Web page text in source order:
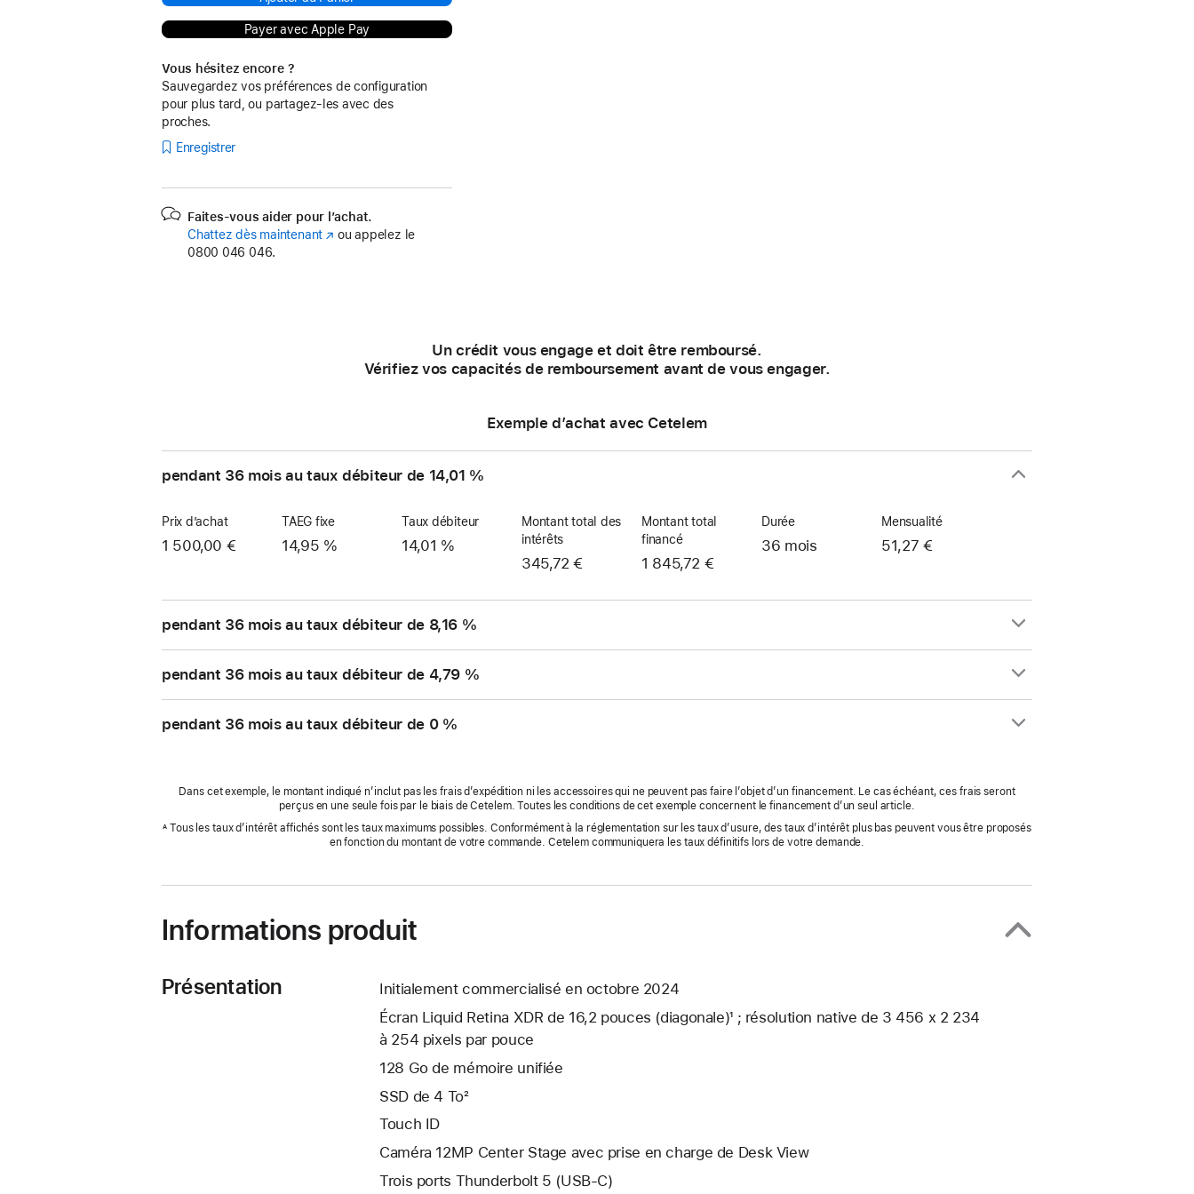
Payer avec Apple Pay
Vous hésitez encore ?
Sauvegardez vos préférences de configuration
pour plus tard, ou partagez-les avec des
proches.
Enregistrer
Faites-vous aider pour l’achat.
Chattez dès maintenant (s’ouvre
ou appelez le
0800 046 046.
Un crédit vous engage et doit être remboursé.
Vérifiez vos capacités de remboursement avant de vous engager.
Exemple d’achat avec Cetelem
pendant 36 mois au taux débiteur de 14,01 %
Prix d’achat
1 500,00 €
TAEG fixe
14,95 %
Taux débiteur
14,01 %
Montant total des
intérêts
345,72 €
Montant total
financé
1 845,72 €
Durée
36 mois
Mensualité
51,27 €
pendant 36 mois au taux débiteur de 8,16 %
pendant 36 mois au taux débiteur de 4,79 %
pendant 36 mois au taux débiteur de 0 %
Dans cet exemple, le montant indiqué n’inclut pas les frais d’expédition ni les accessoires qui ne peuvent pas faire l’objet d’un financement. Le cas échéant, ces frais seront
perçus en une seule fois par le biais de Cetelem. Toutes les conditions de cet exemple concernent le financement d’un seul article.
A Tous les taux d’intérêt affichés sont les taux maximums possibles. Conformément à la réglementation sur les taux d’usure, des taux d’intérêt plus bas peuvent vous être proposés
en fonction du montant de votre commande. Cetelem communiquera les taux définitifs lors de votre demande.
Informations produit
Présentation
Initialement commercialisé en octobre 2024
Écran Liquid Retina XDR de 16,2 pouces (diagonale)¹ ; résolution native de 3 456 x 2 234
à 254 pixels par pouce
128 Go de mémoire unifiée
SSD de 4 To²
Touch ID
Caméra 12MP Center Stage avec prise en charge de Desk View
Trois ports Thunderbolt 5 (USB‑C)